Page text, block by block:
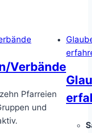
Verbände
Pfarreien
und